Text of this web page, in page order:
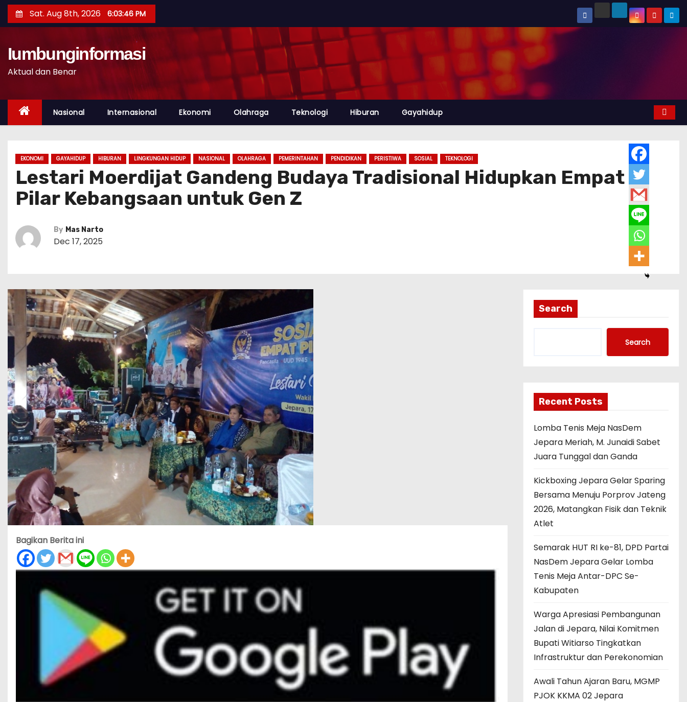
Sat. Aug 8th, 2026 6:03:47 PM
Iumbunginformasi
Aktual dan Benar
Nasional Internasional Ekonomi Olahraga Teknologi Hiburan Gayahidup
EKONOMI GAYAHIDUP HIBURAN LINGKUNGAN HIDUP NASIONAL OLAHRAGA PEMERINTAHAN PENDIDIKAN PERISTIWA SOSIAL TEKNOLOGI
Lestari Moerdijat Gandeng Budaya Tradisional Hidupkan Empat
Pilar Kebangsaan untuk Gen Z
By Mas Narto
Dec 17, 2025
Bagikan Berita ini
Search
Search
Recent Posts
Lomba Tenis Meja NasDem
Jepara Meriah, M. Junaidi Sabet
Juara Tunggal dan Ganda
Kickboxing Jepara Gelar Sparing
Bersama Menuju Porprov Jateng
2026, Matangkan Fisik dan Teknik
Atlet
Semarak HUT RI ke-81, DPD Partai
NasDem Jepara Gelar Lomba
Tenis Meja Antar-DPC Se-
Kabupaten
Warga Apresiasi Pembangunan
Jalan di Jepara, Nilai Komitmen
Bupati Witiarso Tingkatkan
Infrastruktur dan Perekonomian
Awali Tahun Ajaran Baru, MGMP
PJOK KKMA 02 Jepara